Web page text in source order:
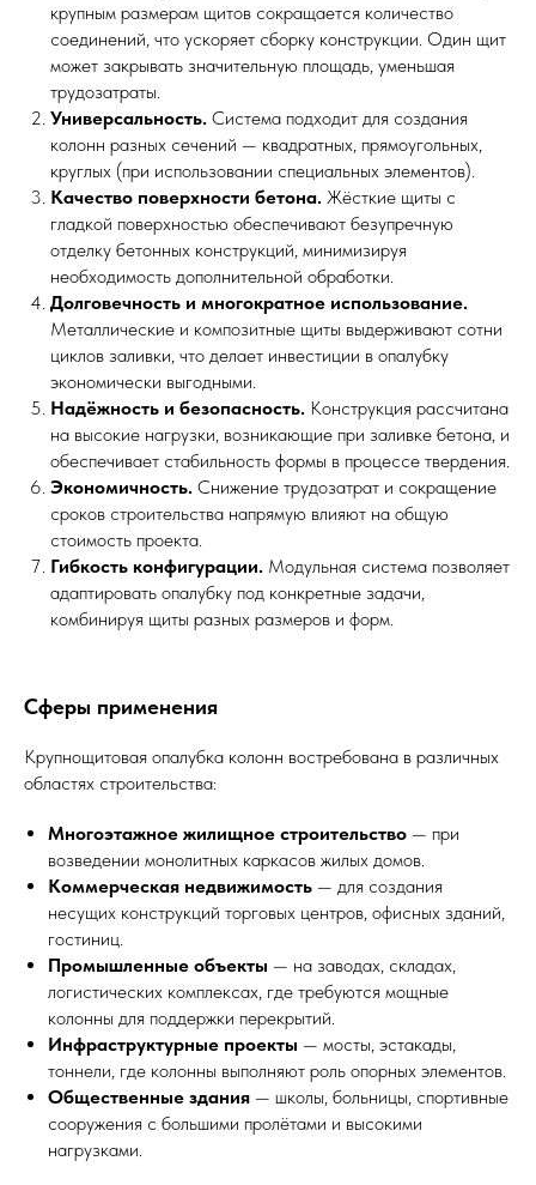
крупным размерам щитов сокращается количество
соединений, что ускоряет сборку конструкции. Один щит
может закрывать значительную площадь, уменьшая
трудозатраты.
Универсальность. Система подходит для создания
колонн разных сечений — квадратных, прямоугольных,
круглых (при использовании специальных элементов).
Качество поверхности бетона. Жёсткие щиты с
гладкой поверхностью обеспечивают безупречную
отделку бетонных конструкций, минимизируя
необходимость дополнительной обработки.
Долговечность и многократное использование.
Металлические и композитные щиты выдерживают сотни
циклов заливки, что делает инвестиции в опалубку
экономически выгодными.
Надёжность и безопасность. Конструкция рассчитана
на высокие нагрузки, возникающие при заливке бетона, и
обеспечивает стабильность формы в процессе твердения.
Экономичность. Снижение трудозатрат и сокращение
сроков строительства напрямую влияют на общую
стоимость проекта.
Гибкость конфигурации. Модульная система позволяет
адаптировать опалубку под конкретные задачи,
комбинируя щиты разных размеров и форм.
Сферы применения
Крупнощитовая опалубка колонн востребована в различных
областях строительства:
Многоэтажное жилищное строительство — при
возведении монолитных каркасов жилых домов.
Коммерческая недвижимость — для создания
несущих конструкций торговых центров, офисных зданий,
гостиниц.
Промышленные объекты — на заводах, складах,
логистических комплексах, где требуются мощные
колонны для поддержки перекрытий.
Инфраструктурные проекты — мосты, эстакады,
тоннели, где колонны выполняют роль опорных элементов.
Общественные здания — школы, больницы, спортивные
сооружения с большими пролётами и высокими
нагрузками.